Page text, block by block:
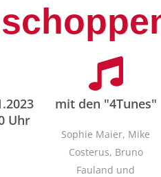
Uhr
mit den "4Tunes"
Sophie Maier, Mike
Costerus, Bruno
Fauland und